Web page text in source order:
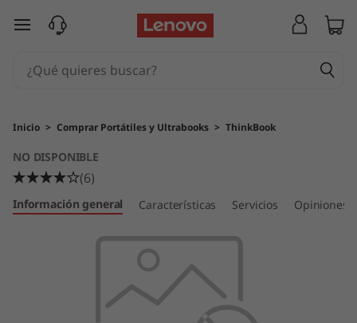
T
n
k
B
o
Ir al contenido principal
Inicio > Comprar Portátiles y Ultrabooks > ThinkBook
NO DISPONIBLE
(6)
Información general Características Servicios Opiniones